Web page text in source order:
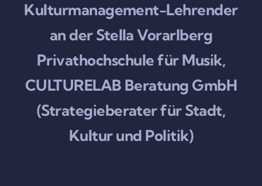
Kulturmanagement-Lehrender
an der Stella Vorarlberg
Privathochschule für Musik,
CULTURELAB Beratung GmbH
(Strategieberater für Stadt,
Kultur und Politik)